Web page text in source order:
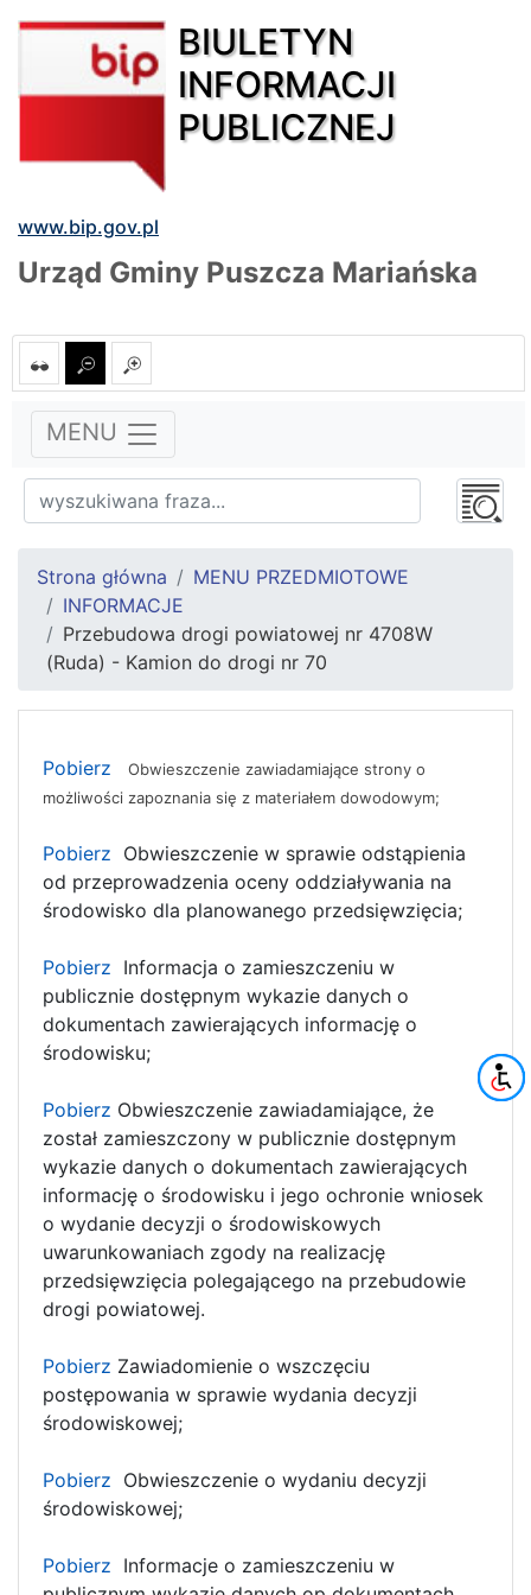
BIULETYN
INFORMACJI
PUBLICZNEJ
www.bip.gov.pl
Urząd Gminy Puszcza Mariańska
MENU
Strona główna
MENU PRZEDMIOTOWE
INFORMACJE
Przebudowa drogi powiatowej nr 4708W
(Ruda) - Kamion do drogi nr 70
Pobierz
Obwieszczenie zawiadamiające strony o
możliwości zapoznania się z materiałem dowodowym;
Pobierz Obwieszczenie w sprawie odstąpienia
od przeprowadzenia oceny oddziaływania na
środowisko dla planowanego przedsięwzięcia;
Pobierz Informacja o zamieszczeniu w
publicznie dostępnym wykazie danych o
dokumentach zawierających informację o
środowisku;
Pobierz Obwieszczenie zawiadamiające, że
został zamieszczony w publicznie dostępnym
wykazie danych o dokumentach zawierających
informację o środowisku i jego ochronie wniosek
o wydanie decyzji o środowiskowych
uwarunkowaniach zgody na realizację
przedsięwzięcia polegającego na przebudowie
drogi powiatowej.
Pobierz Zawiadomienie o wszczęciu
postępowania w sprawie wydania decyzji
środowiskowej;
Pobierz Obwieszczenie o wydaniu decyzji
środowiskowej;
Pobierz Informacje o zamieszczeniu w